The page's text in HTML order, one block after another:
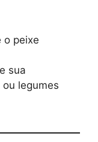
o peixe
sua
legumes